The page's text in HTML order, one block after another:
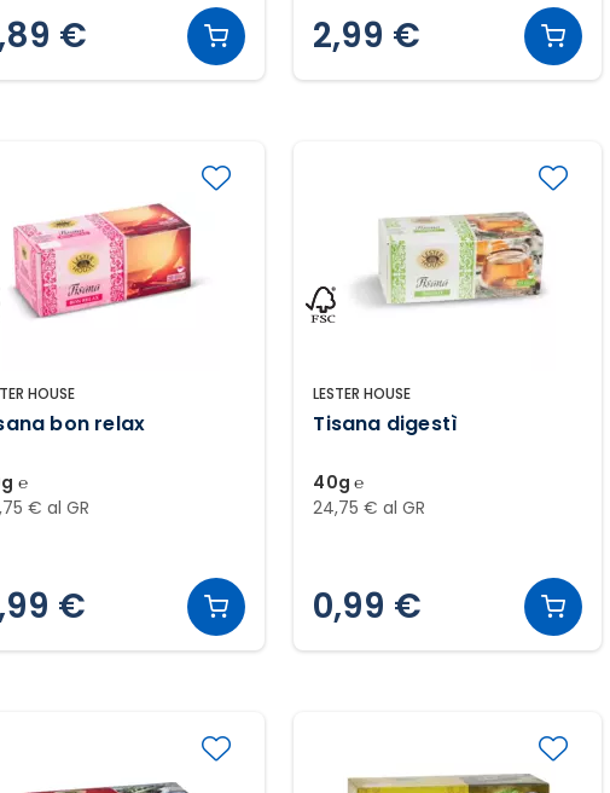
€ 2,99 €
HOUSE
bon relax
℮
€ al GR
€
LESTER HOUSE
Tisana digestì
40g ℮
24,75 € al GR
0,99 €